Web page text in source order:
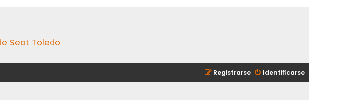
Seat Toledo
Identificarse
Registrarse